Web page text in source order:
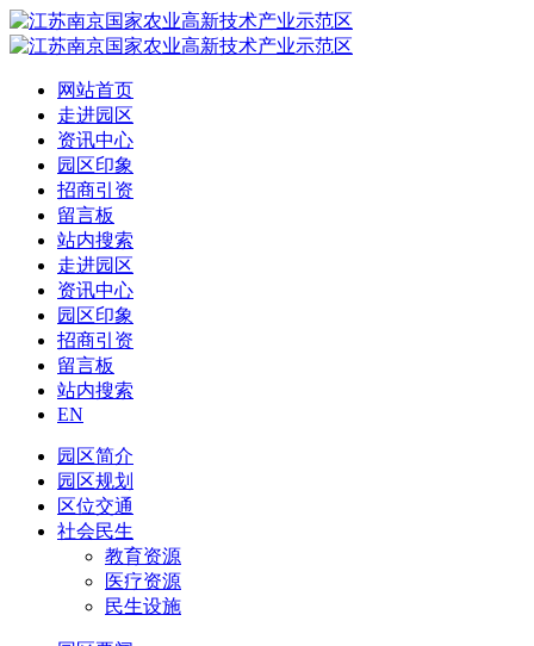
网站首页
走进园区
资讯中心
园区印象
招商引资
留言板
站内搜索
走进园区
资讯中心
园区印象
招商引资
留言板
站内搜索
EN
园区简介
园区规划
区位交通
社会民生
教育资源
医疗资源
民生设施